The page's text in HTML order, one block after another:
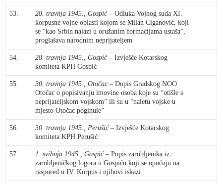
53. 28. travnja 1945., Gospić – Odluka Vojnog suda XI.
korpusne vojne oblasti kojom se Milan Ciganović, koji
se “kao Srbin nalazi u oružanim formacijama ustaša”,
proglašava narodnim neprijateljem
54. 28. travnja 1945., Gospić – Izvješće Kotarskog
komiteta KPH Gospić
55. 30. travnja 1945., Otočac – Dopis Gradskog NOO
Otočac o popisivanju imovine osoba koje su “otišle s
neprijateljskom vojskom” ili su u “naletu vojske u
mjesto Otočac poginule”
56. 30. travnja 1945., Perušić – Izvješće Kotarskog
komiteta KPH Perušić
57. 1. svibnja 1945., Gospić – Popis zarobljenika iz
zarobljeničkog logora u Gospiću koji se upućuju na
raspored u IV. Korpus i njihovi iskazi